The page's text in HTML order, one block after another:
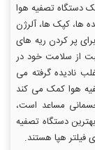
دستگاه تصفیه هوا
ها، کپک ها، آلرژن
پر کردن ریه های
از سلامت خود در
نادیده گرفته می
هوا کمک می کند
مساعد است،
دستگاه تصفیه
فیلتر هپا هستند.